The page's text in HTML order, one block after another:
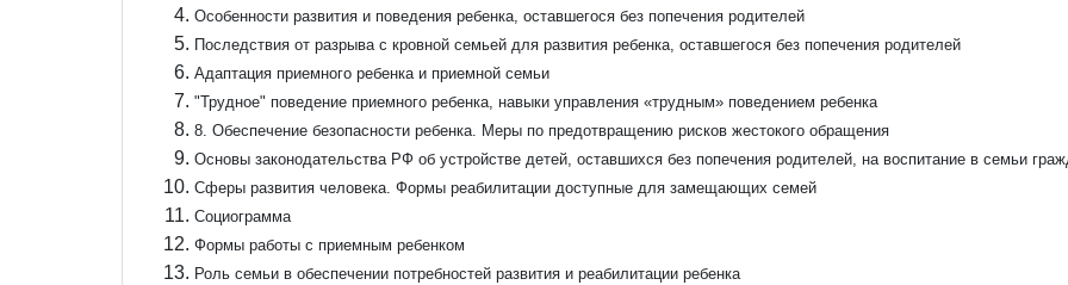
Особенности развития и поведения ребенка, оставшегося без попечения родителей
Последствия от разрыва с кровной семьей для развития ребенка, оставшегося без попечения родителей
Адаптация приемного ребенка и приемной семьи
"Трудное" поведение приемного ребенка, навыки управления «трудным» поведением ребенка
8. Обеспечение безопасности ребенка. Меры по предотвращению рисков жестокого обращения
Основы законодательства РФ об устройстве детей, оставшихся без попечения родителей, на воспитание в семьи
Сферы развития человека. Формы реабилитации доступные для замещающих семей
Социограмма
Формы работы с приемным ребенком
Роль семьи в обеспечении потребностей развития и реабилитации ребенка